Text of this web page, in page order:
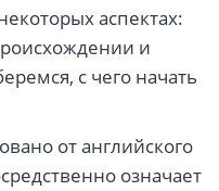
аспектах:
и
с чего начать
от английского
означает